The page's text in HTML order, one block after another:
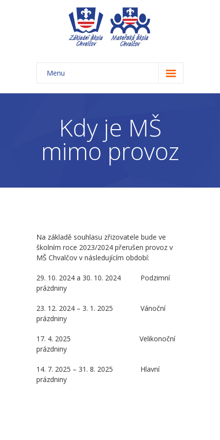
Menu
Úvod
-- Aktuality ZŠ
-- Školní řád ZŠ
-- Školní vzdělávací program ZŠ
-- Fotogalerie ZŠ
-- Aktuality MŠ
-- Uspořádání dne MŠ
-- Organizace školního roku MŠ
Kdy je MŠ
mimo provoz
Na základě souhlasu zřizovatele bude ve
školním roce 2023/2024 přerušen provoz v
MŠ Chvalčov v následujícím období:
29. 10. 2024 a 30. 10. 2024 Podzimní
prázdniny
23. 12. 2024 – 3. 1. 2025 Vánoční
prázdniny
17. 4. 2025 Velikonoční
prázdniny
14. 7. 2025 – 31. 8. 2025 Hlavní
prázdniny